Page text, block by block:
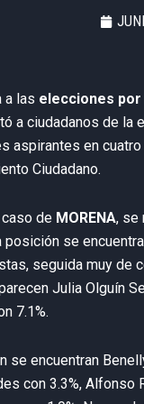
a las elecciones por
a ciudadanos de la
aspirantes en
Ciudadano.
de MORENA, se
posición se
seguida muy de
Julia Olguín
7.1%.
se encuentran
con 3.3%, Alfonso